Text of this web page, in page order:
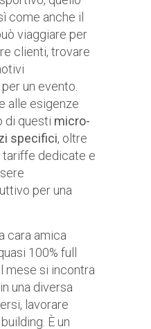
come anche il
viaggiare per
clienti, trovare
un evento.
alle esigenze
di questi micro-
specifici, oltre
tariffe dedicate e
per una
cara amica
100% full
mese si incontra
una diversa
lavorare
È un